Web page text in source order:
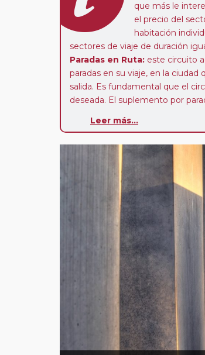
que más le
el precio del
habitación
sectores de viaje de duración
Paradas en Ruta: este circuito
paradas en su viaje, en la
salida. Es fundamental que el
deseada. El suplemento por
Pasajero Club:este circuito, en
realiza tras rellenar el
contarán con un descuento del
Leer más...